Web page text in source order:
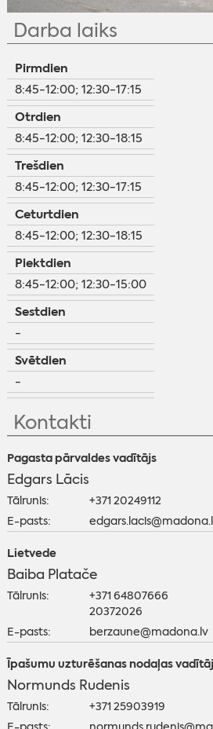
Darba laiks
Pirmdien
8:45-12:00; 12:30-17:15
Otrdien
8:45-12:00; 12:30-18:15
Trešdien
8:45-12:00; 12:30-17:15
Ceturtdien
8:45-12:00; 12:30-18:15
Piektdien
8:45-12:00; 12:30-15:00
Sestdien
-
Svētdien
-
Kontakti
Pagasta pārvaldes vadītājs
Edgars Lācis
Tālrunis:
+371 20249112
E-pasts:
Lietvede
Baiba Platače
Tālrunis:
+371 64807666
20372026
E-pasts:
berzaune@madona.lv
Īpašumu uzturēšanas nodaļas
Normunds Rudenis
Tālrunis:
+371 25903919